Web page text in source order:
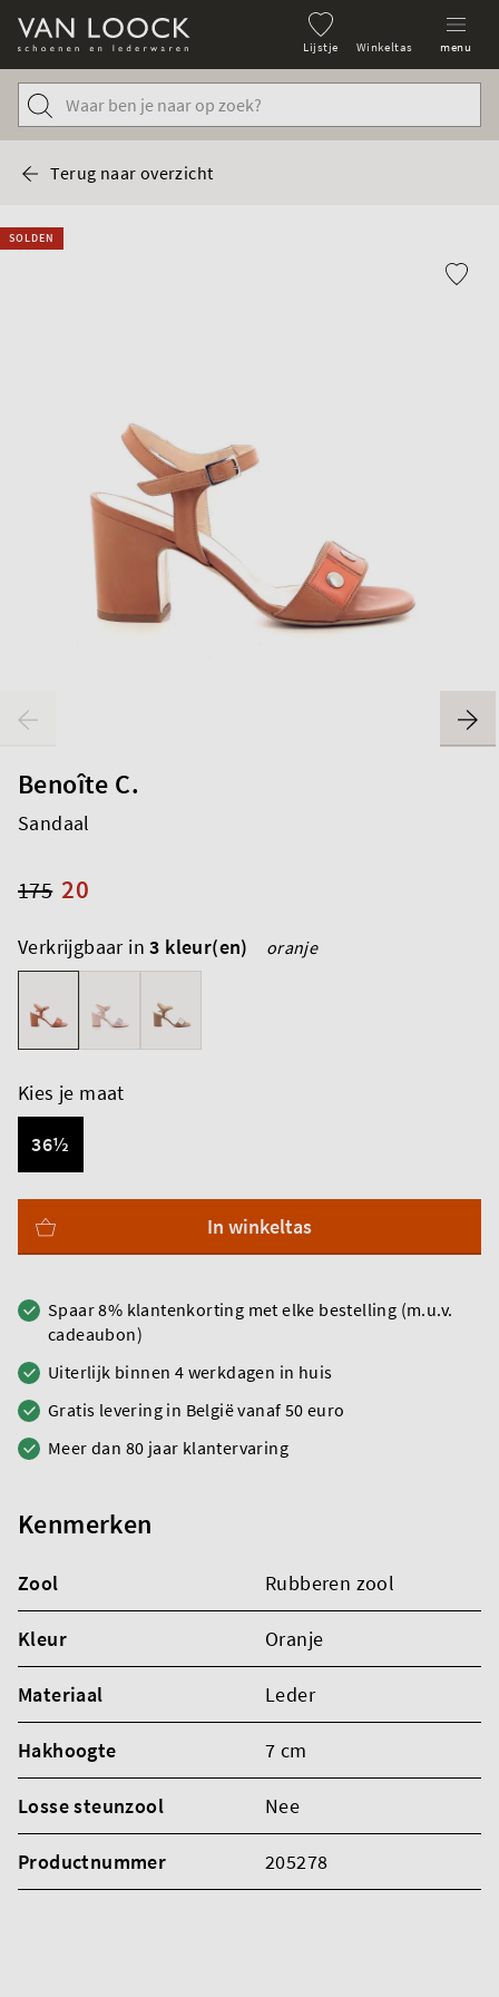
Lijstje Winkeltas menu
Terug naar overzicht
SOLDEN
Benoîte C.
Sandaal
20
175
Verkrijgbaar in3 kleur(en) oranje
Kies je maat
36½
In winkeltas
Spaar 8% klantenkorting met elke bestelling (m.u.v.
cadeaubon)
Uiterlijk binnen 4 werkdagen in huis
Gratis levering in België vanaf 50 euro
Meer dan 80 jaar klantervaring
Kenmerken
Zool Rubberen zool
Kleur Oranje
Materiaal Leder
Hakhoogte 7 cm
Losse steunzool Nee
Productnummer 205278